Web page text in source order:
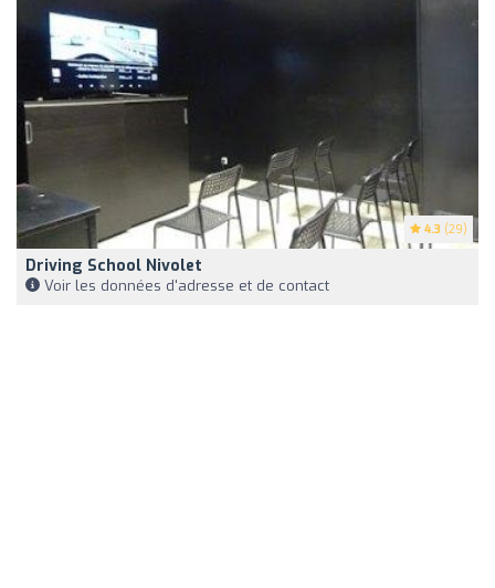
4.3 (29)
Driving School Nivolet
Voir les données d'adresse et de contact